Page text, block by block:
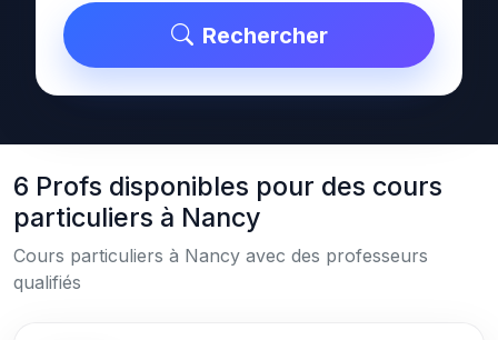
Rechercher
6 Profs disponibles pour des cours
particuliers à Nancy
Cours particuliers à Nancy avec des professeurs
qualifiés